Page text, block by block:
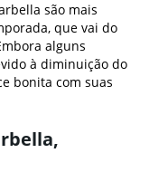
são mais
que vai do
alguns
à diminuição do
bonita com suas